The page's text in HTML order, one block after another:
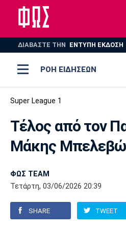
ΔΙΑΒΑΣΤΕ THN ΕΝΤΥΠΗ ΕΚΔΟΣΗ
ΡΟΗ ΕΙΔΗΣΕΩΝ
ΠΟΔΟΣΦΑΙΡΟ
ΒΟΛΕΪ
AUTO-MOTO
Ποδόσφαιρο
Super League 1
Super League 2
Γ Εθνική
Ελλάδα
Μπάσκετ
Ελλάδα
Εθνική
EuroLeague
Ολυμπιακοί Αγώνες
Βόλεϊ
Πόλο
Ολυμπιακός ΑΕΚ
Παναθηναϊκός
Super League 1
Τέλος από τον
Μάκης
ΦΩΣ TEAM
Τετάρτη, 03/06/2026 20:39
SHARE TWEET